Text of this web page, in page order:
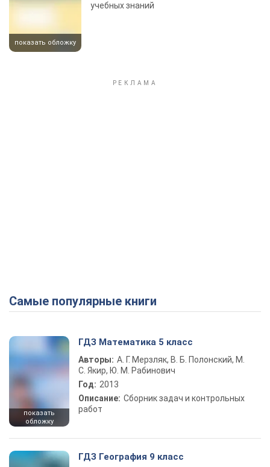
показать обложку
учебных знаний
Самые популярные книги
показать
обложку
ГДЗ Математика 5 класс
Авторы: А. Г. Мерзляк, В. Б. Полонский, М.
С. Якир, Ю. М. Рабинович
Год: 2013
Описание: Сборник задач и контрольных
работ
ГДЗ География 9 класс